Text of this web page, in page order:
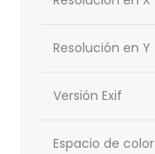
Resolución en Y
Versión Exif
Espacio de color